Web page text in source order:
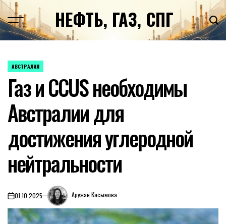
Перейти
к
содержимомуНЕФТЬ, ГАЗ, СПГ
ОПУБЛИКОВАНО
АВСТРАЛИЯ
Газ и CCUS необходимы
Австралии для
достижения углеродной
нейтральности
on01.10.2025 Аружан Касымова